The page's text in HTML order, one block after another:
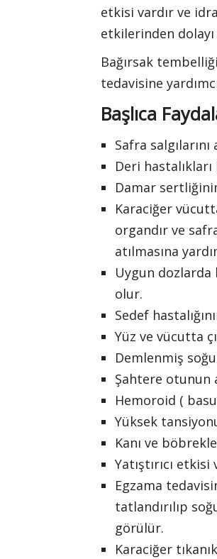
etkisi vardır ve
etkilerinden
Bağırsak
tedavisine
Başlıca
Safra
Deri
Damar
Karaciğer
organdır ve
atılmasına
Uygun dozlarda
olur.
Sedef
Yüz ve vücutta
Demlenmiş
Şahtere otunun
Hemoroid (
Yüksek
Kanı ve
Yatıştırıcı etkisi
Egzama
tatlandırılıp
görülür.
Karaciğer